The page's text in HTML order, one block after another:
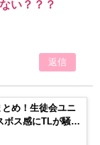
い？？？
返信
とめ！生徒会ユニ
ボス感にTLが騒